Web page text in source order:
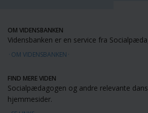
OM VIDENSBANKEN
Vidensbanken er en service fra
OM VIDENSBANKEN
FIND MERE VIDEN
Socialpædagogen og andre relevante
hjemmesider.